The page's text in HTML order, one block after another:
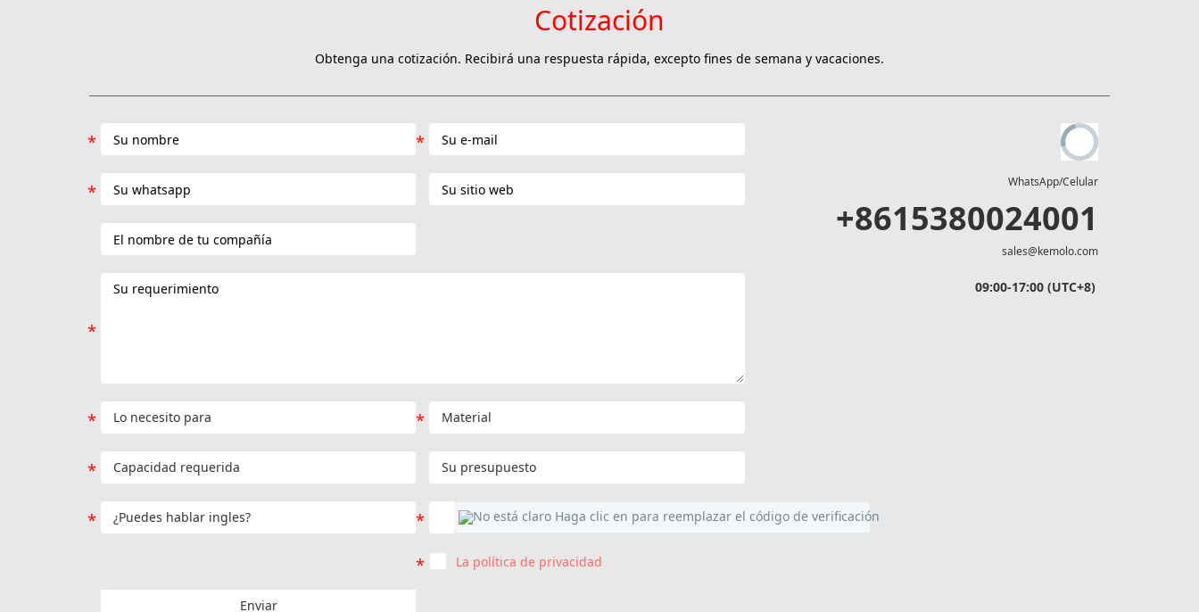
Cotización
Obtenga una cotización. Recibirá una respuesta rápida, excepto fines de semana y vacaciones.
La política de privacidad
Enviar
WhatsApp/Celular
+8615380024001
sales@kemolo.com
09:00-17:00 (UTC+8)